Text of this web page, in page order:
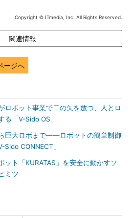
Copyright © ITmedia, Inc. All Rights Reserved.
関連情報
ージへ
ロボット事業で二の矢を放つ、人とロ
る「V-Sido OS」
巨大ロボまで――ロボットの簡単制御
Sido CONNECT」
ット「KURATAS」を安全に動かすソ
ミツ